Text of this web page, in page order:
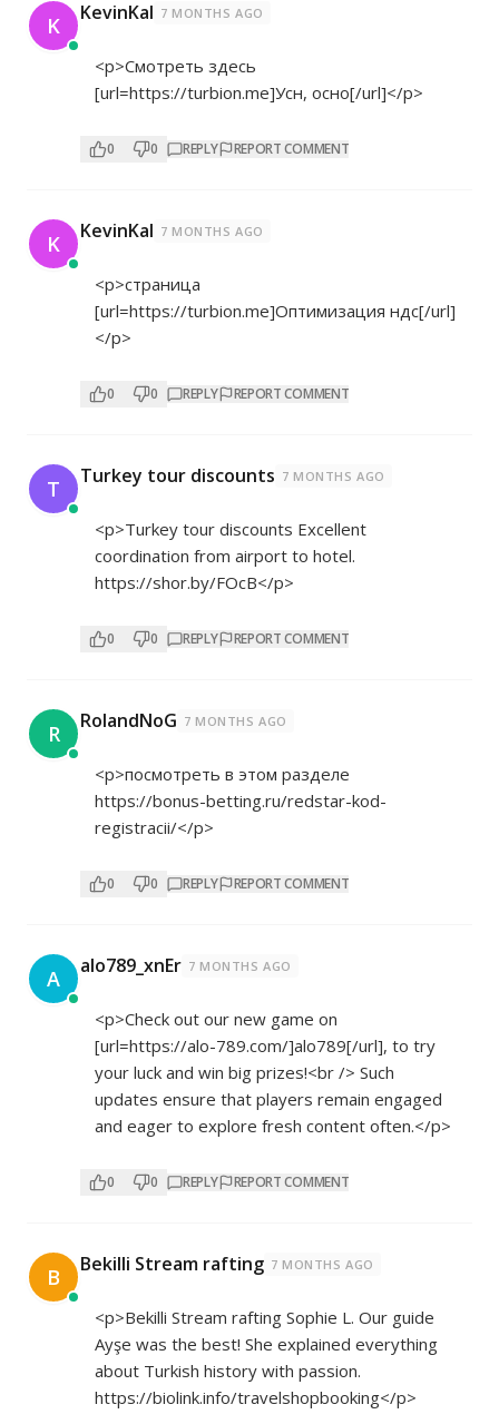
K KevinKal 7 MONTHS AGO
<p>Смотреть здесь
[url=https://turbion.me]Усн, осно[/url]</p>
0 0 REPLY REPORT COMMENT
K KevinKal 7 MONTHS AGO
<p>страница
[url=https://turbion.me]Оптимизация ндс[/url]
</p>
0 0 REPLY REPORT COMMENT
T Turkey tour discounts 7 MONTHS AGO
<p>Turkey tour discounts Excellent
coordination from airport to hotel.
https://shor.by/FOcB</p>
0 0 REPLY REPORT COMMENT
R RolandNoG 7 MONTHS AGO
<p>посмотреть в этом разделе
https://bonus-betting.ru/redstar-kod-
registracii/</p>
0 0 REPLY REPORT COMMENT
A alo789_xnEr 7 MONTHS AGO
<p>Check out our new game on
[url=https://alo-789.com/]alo789[/url], to try
your luck and win big prizes!<br /> Such
updates ensure that players remain engaged
and eager to explore fresh content often.</p>
0 0 REPLY REPORT COMMENT
B Bekilli Stream rafting 7 MONTHS AGO
<p>Bekilli Stream rafting Sophie L. Our guide
Ayşe was the best! She explained everything
about Turkish history with passion.
https://biolink.info/travelshopbooking</p>